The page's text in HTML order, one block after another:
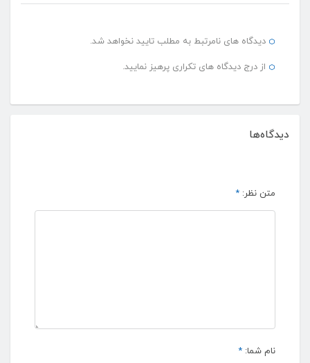
دیدگاه های نامرتبط به مطلب تایید نخواهد شد.
از درج دیدگاه های تکراری پرهیز نمایید.
دیدگاه‌ها
متن نظر: *
نام شما: *